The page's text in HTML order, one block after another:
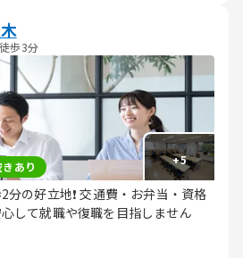
歩3分
+5
きあり
分の好立地❗️ 交通費・お弁当・資格
して就職や復職を目指しません